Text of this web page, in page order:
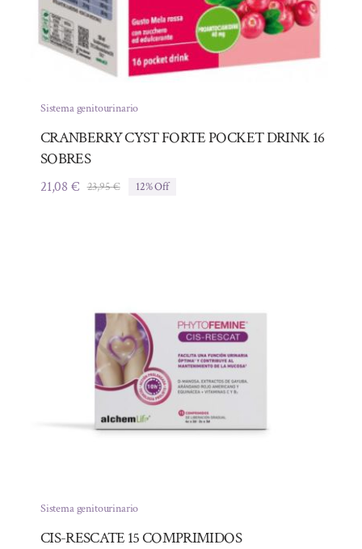
Sistema genitourinario
CRANBERRY CYST FORTE POCKET DRINK 16
SOBRES
23,95€El
21,08 €
El
12% Off
Sistema genitourinario
CIS-RESCATE 15 COMPRIMIDOS